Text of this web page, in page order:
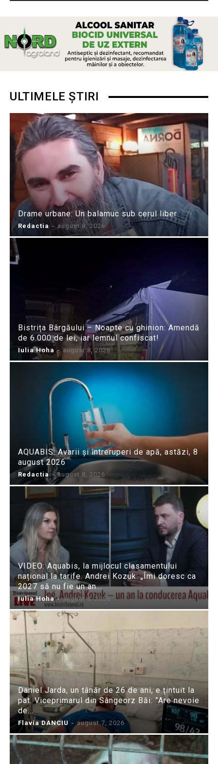
ULTIMELE ȘTIRI
Drame urbane: Un balamuc sub cerul liber
Redactia - august 8, 2026
Bistrița Bârgăului – Noapte cu ghinion: Amendă
de 6.000 de lei, iar lemnul confiscat!
Iulia Hoha - august 8, 2026
AQUABIS: Avarii și întreruperi de apă, astăzi, 8
august 2026
Redactia - august 8, 2026
VIDEO: Aquabis, la mijlocul clasamentului
național la tarife. Andrei Kozuk: „Îmi doresc ca
2027 să nu fie un an...
Iulia Hoha - august 8, 2026
Daniel Jarda, un tânăr de 26 de ani, e țintuit la
pat. Viceprimarul din Sângeorz Băi: ”Are nevoie
de...
Flavia DANCIU - august 7, 2026